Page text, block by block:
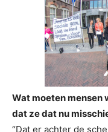
Wat moeten mensen
dat ze dat nu
“Dat er achter de